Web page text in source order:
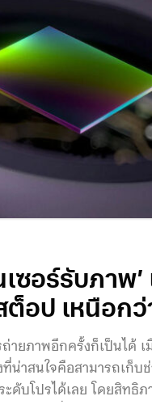
ซอร์รับภาพ’
ต็อป เหนือก
ายภาพอีกครั้งก็เป็นได้
ที่น่าสนใจคือสามารถเก็
บโปรได้เลย โดยสิทธิ